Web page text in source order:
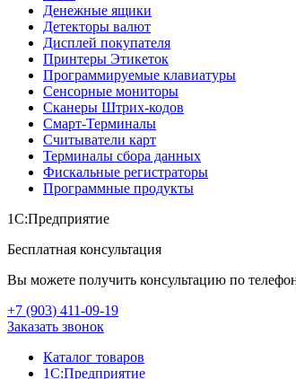
Денежные ящики
Детекторы валют
Дисплей покупателя
Принтеры Этикеток
Программируемые клавиатуры
Сенсорные мониторы
Сканеры Штрих-кодов
Смарт-Терминалы
Считыватели карт
Терминалы сбора данных
Фискальные регистраторы
Программные продукты
1С:Предприятие
Бесплатная консультация
Вы можете получить консультацию по
+7 (903) 411-09-19
Заказать звонок
Каталог товаров
1С:Предприятие